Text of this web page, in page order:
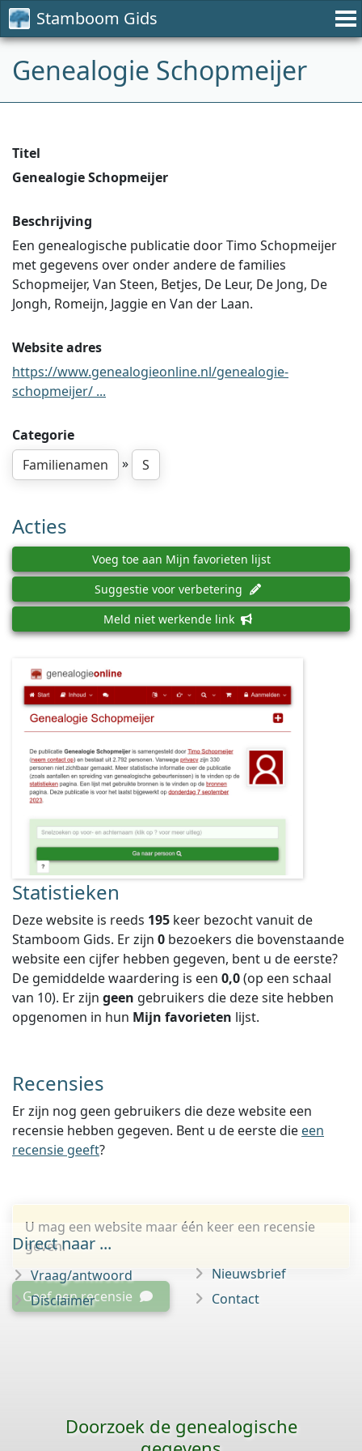
Stamboom Gids
Genealogie Schopmeijer
Titel
Genealogie Schopmeijer
Beschrijving
Een genealogische publicatie door Timo Schopmeijer
met gegevens over onder andere de families
Schopmeijer, Van Steen, Betjes, De Leur, De Jong, De
Jongh, Romeijn, Jaggie en Van der Laan.
Website adres
https://www.genealogieonline.nl/genealogie-
schopmeijer/ ...
Categorie
Familienamen
» S
Acties
Voeg toe aan Mijn favorieten lijst
Suggestie voor verbetering
Meld niet werkende link
Statistieken
Deze website is reeds 195 keer bezocht vanuit de
Stamboom Gids. Er zijn 0 bezoekers die bovenstaande
website een cijfer hebben gegeven, bent u de eerste?
De gemiddelde waardering is een 0,0(op een schaal
van 10). Er zijn geen gebruikers die deze site hebben
opgenomen in hun Mijn favorieten lijst.
Recensies
Er zijn nog geen gebruikers die deze website een
recensie hebben gegeven. Bent u de eerste die een
recensie geeft?
U mag een website maar één keer een recensie
geven.
Geef een recensie
Direct naar ...
Vraag/antwoord
Disclaimer
Nieuwsbrief
Contact
Doorzoek de genealogische